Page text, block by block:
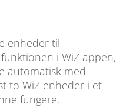
enheder til
i WiZ appen,
automatisk med
to WiZ enheder i et
fungere.